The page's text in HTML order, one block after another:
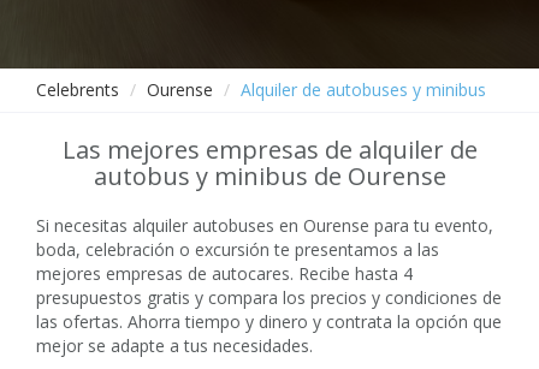
Celebrents Ourense Alquiler de autobuses y minibus
Las mejores empresas de alquiler de
autobus y minibus de Ourense
Si necesitas alquiler autobuses en Ourense para tu evento,
boda, celebración o excursión te presentamos a las
mejores empresas de autocares. Recibe hasta 4
presupuestos gratis y compara los precios y condiciones de
las ofertas. Ahorra tiempo y dinero y contrata la opción que
mejor se adapte a tus necesidades.